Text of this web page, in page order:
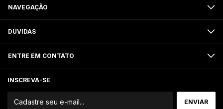
NAVEGAÇÃO
DÚVIDAS
ENTRE EM CONTATO
INSCREVA-SE